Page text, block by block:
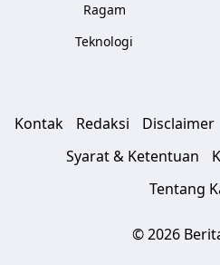
Ragam
Teknologi
Kontak Redaksi Disclaimer
Syarat & Ketentuan
Tentang
© 2026